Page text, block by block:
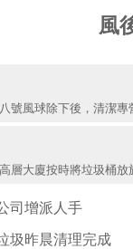
風
八號風球除下後，清潔
高層大廈按時將垃圾桶放
司增派人手
圾昨晨清理完成